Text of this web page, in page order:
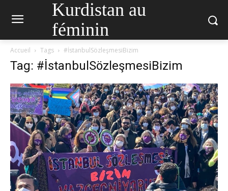
Kurdistan au
féminin
Accueil Tags #İstanbulSözleşmesiBizim
Tag: #İstanbulSözleşmesiBizim